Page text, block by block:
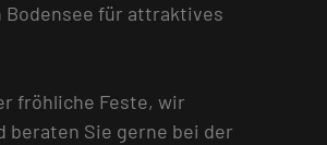
für attraktives
fröhliche Feste, wir
beraten Sie gerne bei der